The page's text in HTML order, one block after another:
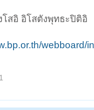
โสอิ อิโสตังพุทธะปิติอิ
webboard/